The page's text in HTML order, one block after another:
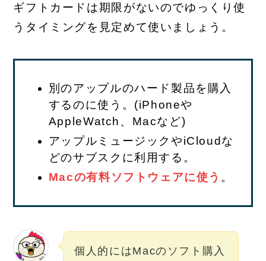
ギフトカードは期限がないのでゆっくり使
うタイミングを見定めて使いましょう。
別のアップルのハード製品を購入
するのに使う。(iPhoneや
AppleWatch、Macなど)
アップルミュージックやiCloudな
どのサブスクに利用する。
Macの有料ソフトウェアに使う 。
個人的にはMacのソフト購入